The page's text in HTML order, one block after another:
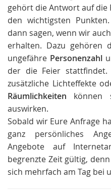
gehört die Antwort auf die
den wichtigsten
dann sagen, wenn wir
erhalten. Dazu gehören
ungefähre Personenzahl
der die Feier stattfindet.
zusätzliche Lichteffekte
Räumlichkeiten können
auswirken.
Sobald wir Eure Anfrage
ganz persönliches
Angebote auf
begrenzte Zeit gültig,
sich mehrfach am Tag bei